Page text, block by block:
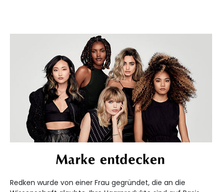
Marke entdecken
Redken wurde von einer Frau gegründet, die an die